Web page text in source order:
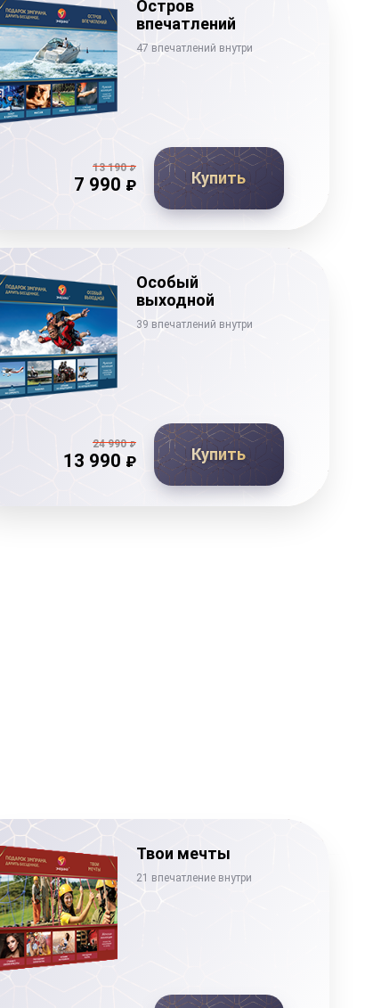
Остров
впечатлений
47 впечатлений внутри
13 190₽
7 990 ₽ Купить
Особый
выходной
39 впечатлений внутри
24 990₽
13 990 ₽ Купить
Твои мечты
21 впечатление внутри